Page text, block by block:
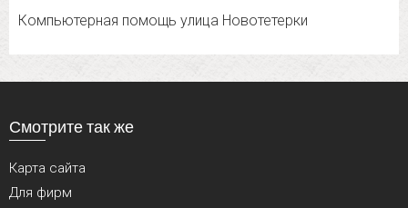
Компьютерная помощь улица Новотетерки
Смотрите так же
Карта сайта
Для фирм